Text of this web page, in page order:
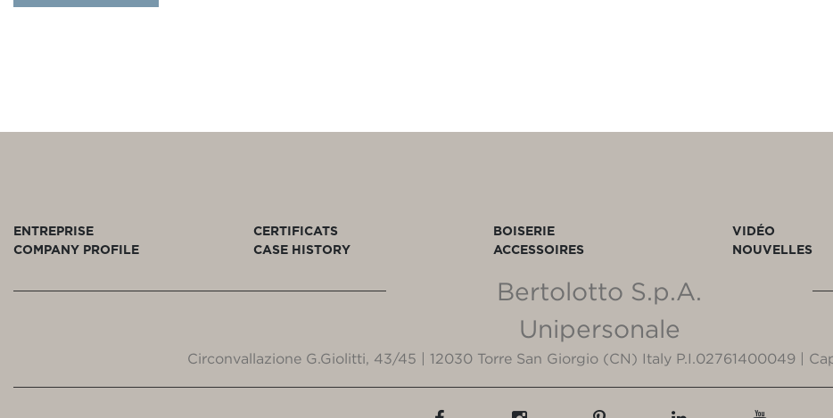
ENTREPRISE
COMPANY PROFILE
CERTIFICATS
CASE HISTORY
BOISERIE
ACCESSOIRES
VIDÉO
NOUVELLES
Bertolotto S.p.A.
Unipersonale
Circonvallazione G.Giolitti, 43/45 | 12030 Torre San Giorgio (CN) Italy P.I.02761400049 |